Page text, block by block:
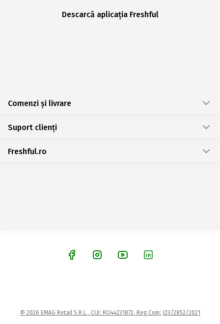
Descarcă aplicația Freshful
Comenzi și livrare
Suport clienți
Freshful.ro
© 2026 EMAG Retail S.R.L., CUI: RO44231872, Reg.Com: J23/2852/2021